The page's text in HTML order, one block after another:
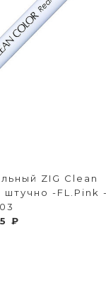
ZIG Clean
штучно -FL.Pink -
₽